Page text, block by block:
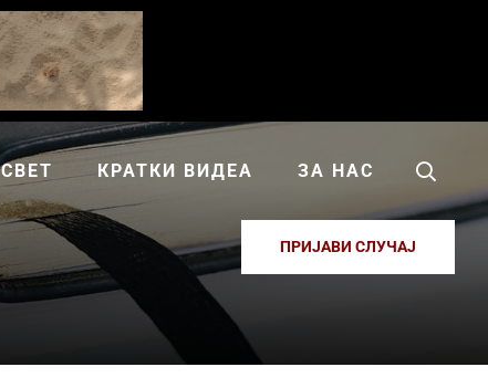
СВЕТ КРАТКИ ВИДЕА ЗА НАС
ПРИЈАВИ СЛУЧАЈ